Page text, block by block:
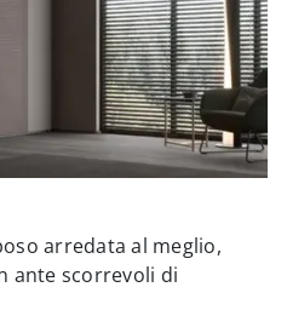
arredata al meglio,
ante scorrevoli di